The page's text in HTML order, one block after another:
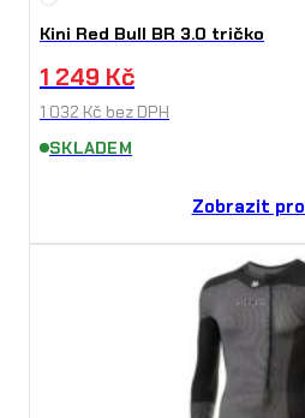
Kini Red Bull BR 3.0 tričko
1 249 Kč
1 032 Kč bez DPH
SKLADEM
Zobrazit